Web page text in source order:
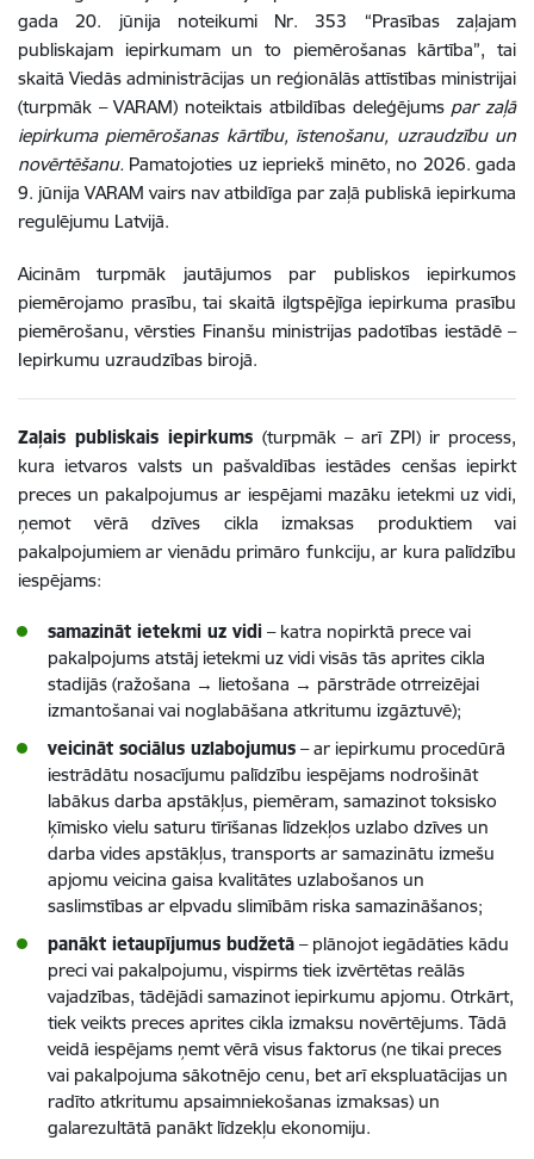
gada 20. jūnija noteikumi Nr. 353 “Prasības zaļajam
publiskajam iepirkumam un to piemērošanas kārtība”, tai
skaitā Viedās administrācijas un reģionālās attīstības ministrijai
(turpmāk – VARAM) noteiktais atbildības deleģējums par zaļā
iepirkuma piemērošanas kārtību, īstenošanu, uzraudzību un
novērtēšanu. Pamatojoties uz iepriekš minēto, no 2026. gada
9. jūnija VARAM vairs nav atbildīga par zaļā publiskā iepirkuma
regulējumu Latvijā.
Aicinām turpmāk jautājumos par publiskos iepirkumos
piemērojamo prasību, tai skaitā ilgtspējīga iepirkuma prasību
piemērošanu, vērsties Finanšu ministrijas padotības iestādē –
Iepirkumu uzraudzības birojā.
Zaļais publiskais iepirkums (turpmāk – arī ZPI) ir process,
kura ietvaros valsts un pašvaldības iestādes cenšas iepirkt
preces un pakalpojumus ar iespējami mazāku ietekmi uz vidi,
ņemot vērā dzīves cikla izmaksas produktiem vai
pakalpojumiem ar vienādu primāro funkciju, ar kura palīdzību
iespējams:
samazināt ietekmi uz vidi – katra nopirktā prece vai
pakalpojums atstāj ietekmi uz vidi visās tās aprites cikla
stadijās (ražošana → lietošana → pārstrāde otrreizējai
izmantošanai vai noglabāšana atkritumu izgāztuvē);
veicināt sociālus uzlabojumus – ar iepirkumu procedūrā
iestrādātu nosacījumu palīdzību iespējams nodrošināt
labākus darba apstākļus, piemēram, samazinot toksisko
ķīmisko vielu saturu tīrīšanas līdzekļos uzlabo dzīves un
darba vides apstākļus, transports ar samazinātu izmešu
apjomu veicina gaisa kvalitātes uzlabošanos un
saslimstības ar elpvadu slimībām riska samazināšanos;
panākt ietaupījumus budžetā – plānojot iegādāties kādu
preci vai pakalpojumu, vispirms tiek izvērtētas reālās
vajadzības, tādējādi samazinot iepirkumu apjomu. Otrkārt,
tiek veikts preces aprites cikla izmaksu novērtējums. Tādā
veidā iespējams ņemt vērā visus faktorus (ne tikai preces
vai pakalpojuma sākotnējo cenu, bet arī ekspluatācijas un
radīto atkritumu apsaimniekošanas izmaksas) un
galarezultātā panākt līdzekļu ekonomiju.